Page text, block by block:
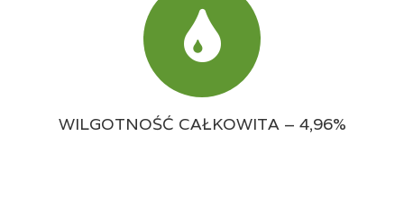
WILGOTNOŚĆ CAŁKOWITA – 4,96%